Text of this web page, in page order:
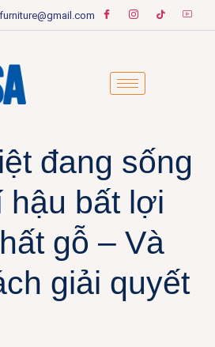
đang sống
hậu bất lợi
gỗ – Và
giải quyết